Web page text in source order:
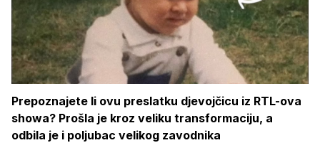
Prepoznajete li ovu preslatku djevojčicu iz RTL-ova
showa? Prošla je kroz veliku transformaciju, a
odbila je i poljubac velikog zavodnika